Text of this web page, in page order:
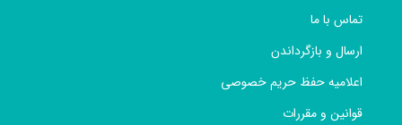
تماس با ما
ارسال و بازگرداندن
اعلامیه حفظ حریم خصوصی
قوانین و مقررات